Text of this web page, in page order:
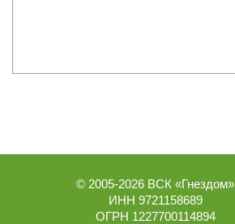
© 2005-2026 ВСК «Гнездом»
ИНН 9721158689
ОГРН 1227700114894